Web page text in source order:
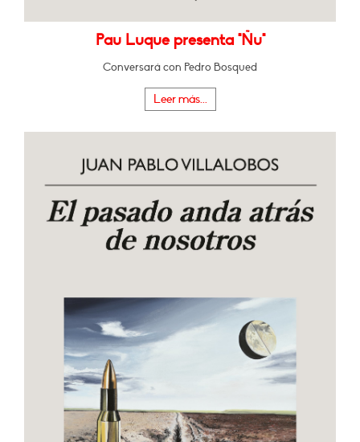
Pau Luque presenta "Ñu"
Conversará con Pedro Bosqued
Leer más...